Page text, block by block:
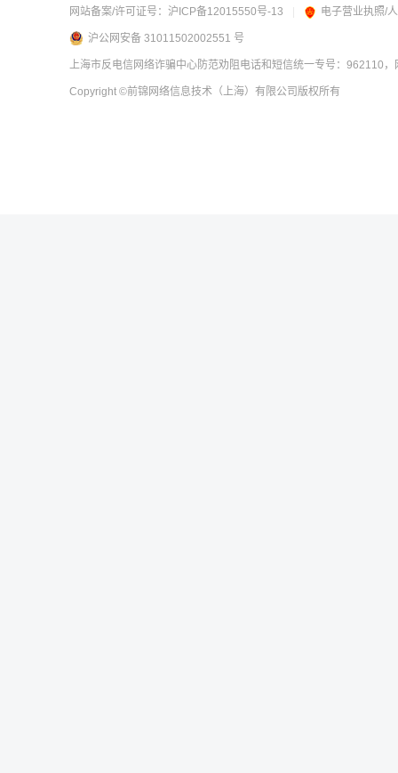
网站备案/许可证号： 沪ICP备12015550号-13 电子营业执照/
沪公网安备 31011502002551 号
上海市反电信网络诈骗中心防范劝阻电话和短信统一专号：962110
Copyright ©前锦网络信息技术（上海）有限公司 版权所有